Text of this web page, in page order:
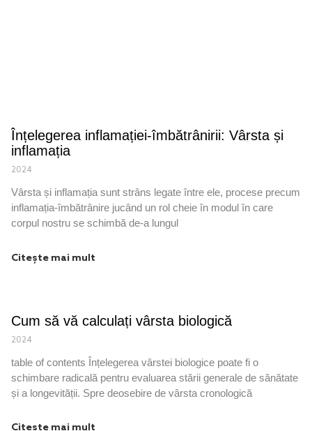
Înțelegerea inflamației-îmbătrânirii: Vârsta și
inflamația
2024
Vârsta și inflamația sunt strâns legate între ele, procese precum
inflamația-îmbătrânire jucând un rol cheie în modul în care
corpul nostru se schimbă de-a lungul
Citește mai mult
Cum să vă calculați vârsta biologică
2024
table of contents Înțelegerea vârstei biologice poate fi o
schimbare radicală pentru evaluarea stării generale de sănătate
și a longevității. Spre deosebire de vârsta cronologică
Citește mai mult